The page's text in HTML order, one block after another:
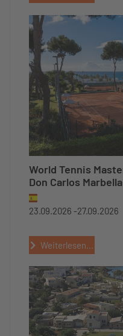
World Tennis
Don Carlos Marbella
23.09.2026 -27.09.2026
Weiterlesen...